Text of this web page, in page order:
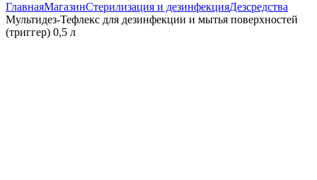
ГлавнаяМагазинСтерилизация и дезинфекцияДезсредства
Мультидез-Тефлекс для дезинфекции и мытья поверхностей
(триггер) 0,5 л